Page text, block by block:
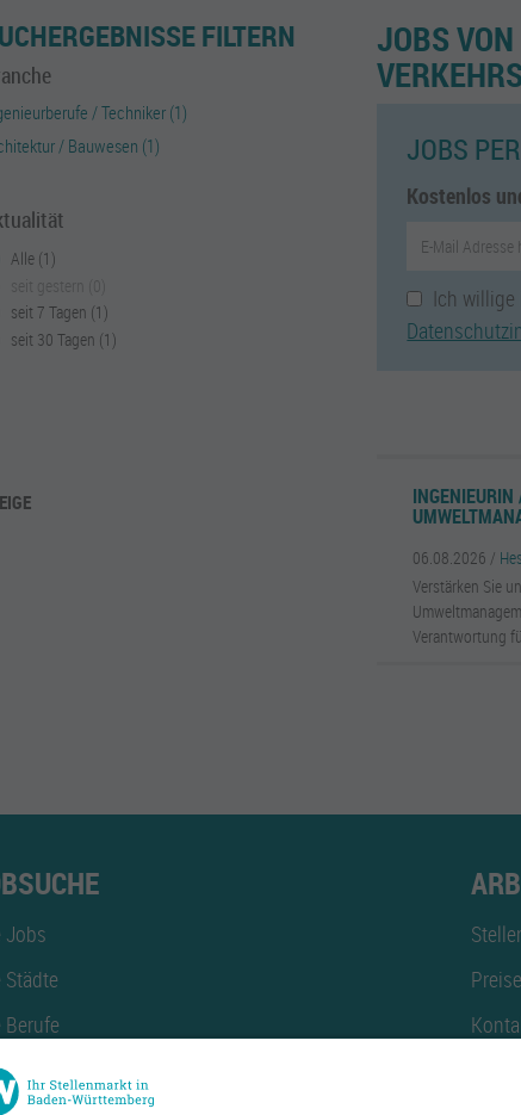
FILTERN
/ Techniker (1)
/ Bauwesen (1)
Alle (1)
seit 7 Tagen (1)
seit 30 Tagen (1)
JOBS VON
JOBS
Kostenlos
Ich willige
06.08.2026 /
Verstärken Sie
Verantwortung
Jobs
Berufe nach Stadt